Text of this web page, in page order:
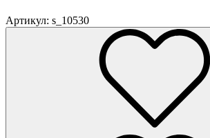
Артикул: s_10530